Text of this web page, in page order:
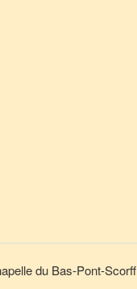
du Bas-Pont-Scorff